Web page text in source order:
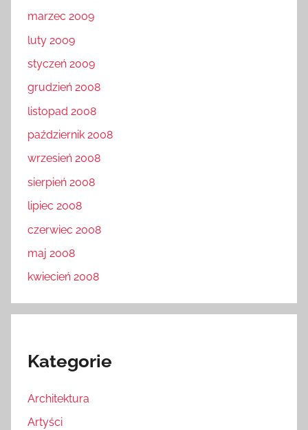
marzec 2009
luty 2009
styczeń 2009
grudzień 2008
listopad 2008
październik 2008
wrzesień 2008
sierpień 2008
lipiec 2008
czerwiec 2008
maj 2008
kwiecień 2008
Kategorie
Architektura
Artyści